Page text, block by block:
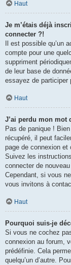
Haut
Je m’étais déjà
connecter ?!
Il est possible qu’un
compte pour une
suppriment
de leur base de
essayez de participer
Haut
J’ai perdu mon mot
Pas de panique !
récupéré, il peut
page de connexion et
Suivez les
connecter de
Cependant, si vous
vous invitons à
Haut
Pourquoi suis-je
Si vous ne cochez
connexion au forum,
prédéfinie. Cela
quelqu’un d’autre.